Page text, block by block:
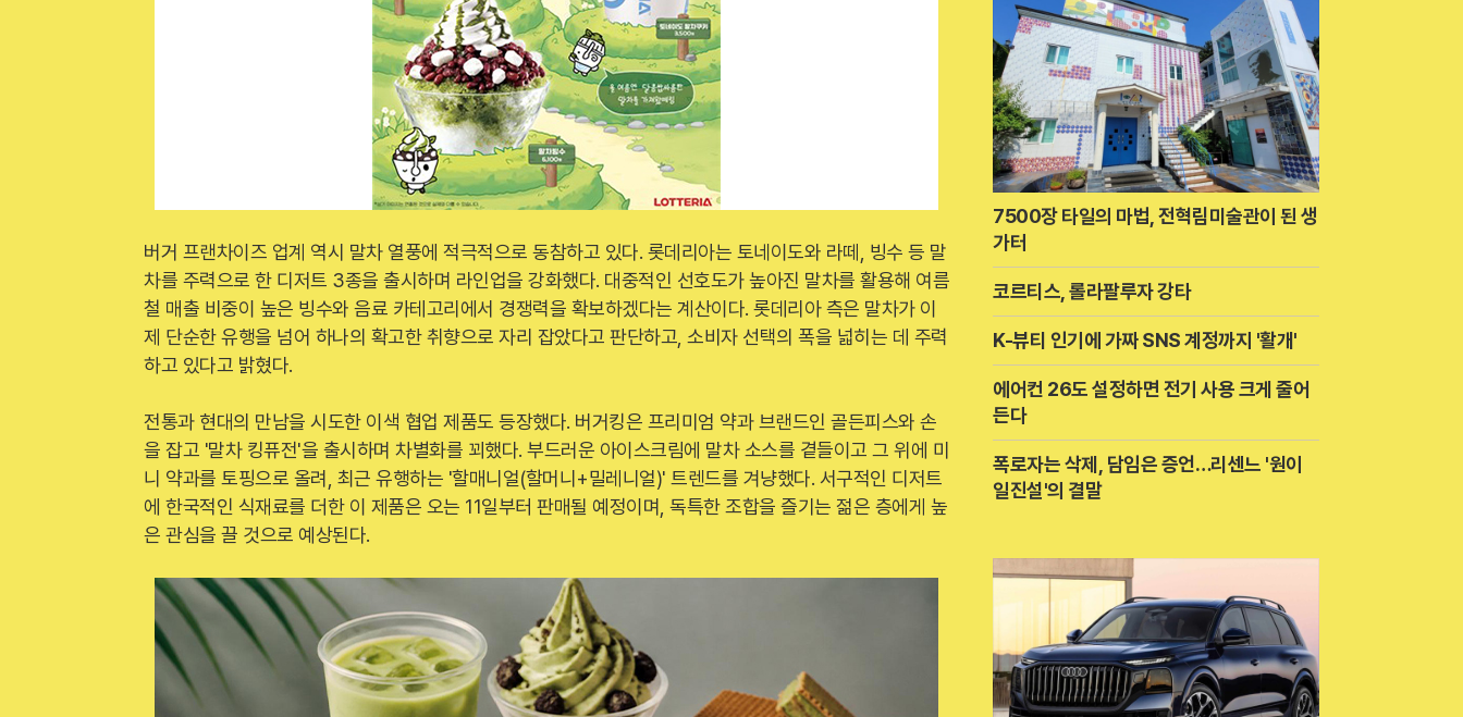
버거 프랜차이즈 업계 역시 말차 열풍에 적극적으로 동참하고 있다. 롯데리아는 토네이도와 라떼, 빙수 등 말
차를 주력으로 한 디저트 3종을 출시하며 라인업을 강화했다. 대중적인 선호도가 높아진 말차를 활용해 여름
철 매출 비중이 높은 빙수와 음료 카테고리에서 경쟁력을 확보하겠다는 계산이다. 롯데리아 측은 말차가 이
제 단순한 유행을 넘어 하나의 확고한 취향으로 자리 잡았다고 판단하고, 소비자 선택의 폭을 넓히는 데 주력
하고 있다고 밝혔다.
전통과 현대의 만남을 시도한 이색 협업 제품도 등장했다. 버거킹은 프리미엄 약과 브랜드인 골든피스와 손
을 잡고 '말차 킹퓨전'을 출시하며 차별화를 꾀했다. 부드러운 아이스크림에 말차 소스를 곁들이고 그 위에 미
니 약과를 토핑으로 올려, 최근 유행하는 '할매니얼(할머니+밀레니얼)' 트렌드를 겨냥했다. 서구적인 디저트
에 한국적인 식재료를 더한 이 제품은 오는 11일부터 판매될 예정이며, 독특한 조합을 즐기는 젊은 층에게 높
은 관심을 끌 것으로 예상된다.
7500장 타일의 마법, 전혁림미술관이 된 생
가터
코르티스, 롤라팔루자 강타
K-뷰티 인기에 가짜 SNS 계정까지 '활개'
에어컨 26도 설정하면 전기 사용 크게 줄어
든다
폭로자는 삭제, 담임은 증언…리센느 '원이
일진설'의 결말